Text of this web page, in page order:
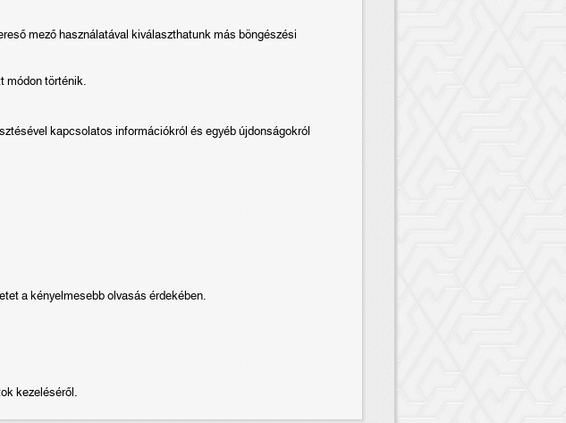
mező használatával kiválaszthatunk más böngészési
módon történik.
kapcsolatos információkról és egyéb újdonságokról
a kényelmesebb olvasás érdekében.
kezeléséről.